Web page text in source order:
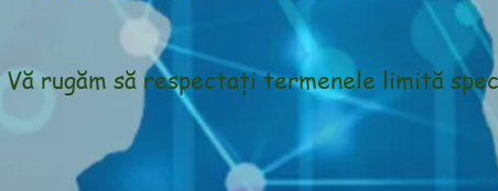
Vă rugăm să respectați termenele limită